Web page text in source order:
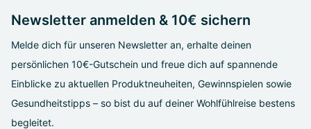
Newsletter anmelden & 10€ sichern
Melde dich für unseren Newsletter an, erhalte deinen
persönlichen 10€-Gutschein und freue dich auf spannende
Einblicke zu aktuellen Produktneuheiten, Gewinnspielen sowie
Gesundheitstipps – so bist du auf deiner Wohlfühlreise bestens
begleitet.